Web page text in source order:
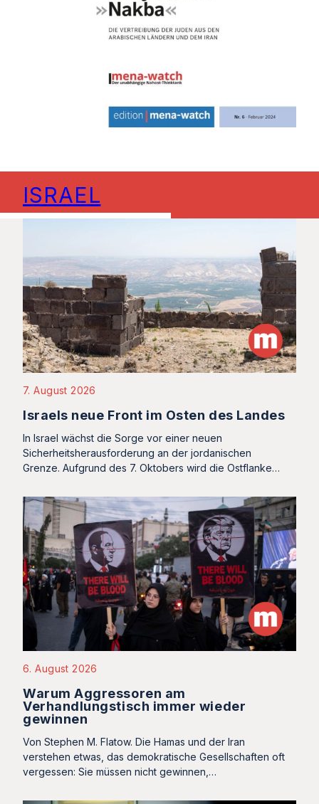
ISRAEL
7. August 2026
Israels neue Front im Osten des Landes
In Israel wächst die Sorge vor einer neuen
Sicherheitsherausforderung an der jordanischen
Grenze. Aufgrund des 7. Oktobers wird die Ostflanke…
6. August 2026
Warum Aggressoren am
Verhandlungstisch immer wieder
gewinnen
Von Stephen M. Flatow. Die Hamas und der Iran
verstehen etwas, das demokratische Gesellschaften oft
vergessen: Sie müssen nicht gewinnen,…